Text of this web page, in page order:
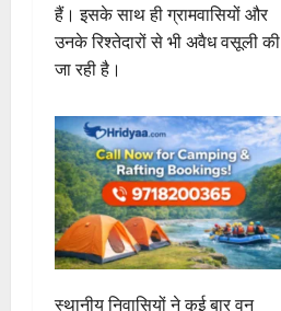
हैं। इसके साथ ही ग्रामवासियों और
उनके रिश्तेदारों से भी अवैध वसूली की
जा रही है।
स्थानीय निवासियों ने कई बार वन